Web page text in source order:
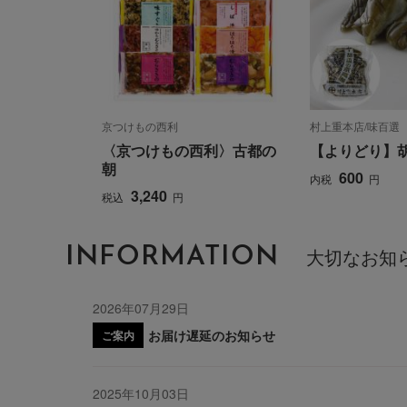
京つけもの西利
〈京つけもの西利〉古都の
朝
税込 3,240 円
村上重本店/味百選
【よりどり】
内税 600 円
INFORMATION 大切なお知
2026年07月29日
ご案内 お届け遅延のお知らせ
2025年10月03日